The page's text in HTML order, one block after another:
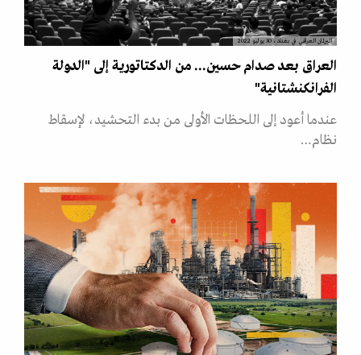
البرلمان العراقي في بغداد، 30 يوليو 2022
العراق بعد صدام حسين... من الدكتاتورية إلى "الدولة
الفرانكنشتانية"
عندما أعود إلى اللحظات الأولى من بدء التحشيد، لإسقاط
نظام…